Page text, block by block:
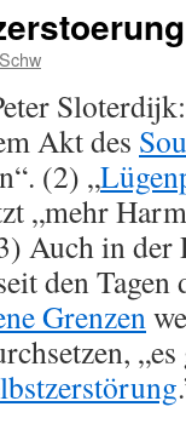
Schw
Akt des
(2) „
„mehr
Auch in der
den Tagen
Grenzen